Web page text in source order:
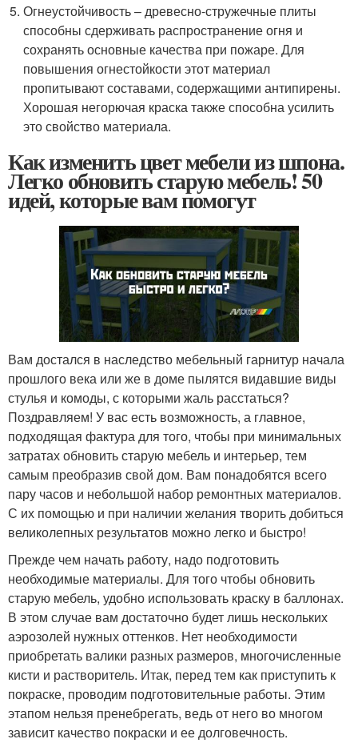
Огнеустойчивость – древесно-стружечные плиты
способны сдерживать распространение огня и
сохранять основные качества при пожаре. Для
повышения огнестойкости этот материал
пропитывают составами, содержащими антипирены.
Хорошая негорючая краска также способна усилить
это свойство материала.
Как изменить цвет мебели из шпона.
Легко обновить старую мебель! 50
идей, которые вам помогут
Вам достался в наследство мебельный гарнитур начала
прошлого века или же в доме пылятся видавшие виды
стулья и комоды, с которыми жаль расстаться?
Поздравляем! У вас есть возможность, а главное,
подходящая фактура для того, чтобы при минимальных
затратах обновить старую мебель и интерьер, тем
самым преобразив свой дом. Вам понадобятся всего
пару часов и небольшой набор ремонтных материалов.
С их помощью и при наличии желания творить добиться
великолепных результатов можно легко и быстро!
Прежде чем начать работу, надо подготовить
необходимые материалы. Для того чтобы обновить
старую мебель, удобно использовать краску в баллонах.
В этом случае вам достаточно будет лишь нескольких
аэрозолей нужных оттенков. Нет необходимости
приобретать валики разных размеров, многочисленные
кисти и растворитель. Итак, перед тем как приступить к
покраске, проводим подготовительные работы. Этим
этапом нельзя пренебрегать, ведь от него во многом
зависит качество покраски и ее долговечность.